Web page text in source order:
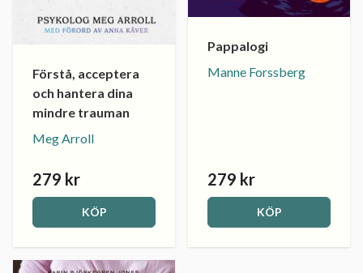
Förstå, acceptera
och hantera dina
mindre trauman
Meg Arroll
279 kr
KÖP
Pappalogi
Manne Forssberg
279 kr
KÖP